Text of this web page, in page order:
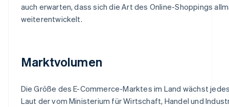
auch erwarten, dass sich die Art des Online-Shoppings
weiterentwickelt.
Marktvolumen
Die Größe des E-Commerce-Marktes im Land wächst
Laut der vom Ministerium für Wirtschaft, Handel und